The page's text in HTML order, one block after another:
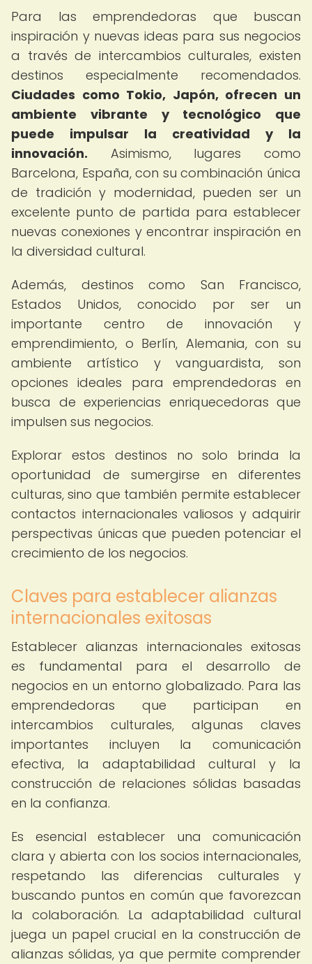
Para las emprendedoras que buscan
inspiración y nuevas ideas para sus negocios
a través de intercambios culturales, existen
destinos especialmente recomendados.
Ciudades como Tokio, Japón, ofrecen un
ambiente vibrante y tecnológico que
puede impulsar la creatividad y la
innovación. Asimismo, lugares como
Barcelona, España, con su combinación única
de tradición y modernidad, pueden ser un
excelente punto de partida para establecer
nuevas conexiones y encontrar inspiración en
la diversidad cultural.
Además, destinos como San Francisco,
Estados Unidos, conocido por ser un
importante centro de innovación y
emprendimiento, o Berlín, Alemania, con su
ambiente artístico y vanguardista, son
opciones ideales para emprendedoras en
busca de experiencias enriquecedoras que
impulsen sus negocios.
Explorar estos destinos no solo brinda la
oportunidad de sumergirse en diferentes
culturas, sino que también permite establecer
contactos internacionales valiosos y adquirir
perspectivas únicas que pueden potenciar el
crecimiento de los negocios.
Claves para establecer alianzas
internacionales exitosas
Establecer alianzas internacionales exitosas
es fundamental para el desarrollo de
negocios en un entorno globalizado. Para las
emprendedoras que participan en
intercambios culturales, algunas claves
importantes incluyen la comunicación
efectiva, la adaptabilidad cultural y la
construcción de relaciones sólidas basadas
en la confianza.
Es esencial establecer una comunicación
clara y abierta con los socios internacionales,
respetando las diferencias culturales y
buscando puntos en común que favorezcan
la colaboración. La adaptabilidad cultural
juega un papel crucial en la construcción de
alianzas sólidas, ya que permite comprender